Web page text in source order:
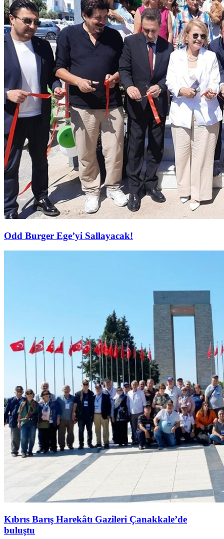
Odd Burger Ege’yi Sallayacak!
Kıbrıs Barış Harekâtı Gazileri Çanakkale’de
buluştu